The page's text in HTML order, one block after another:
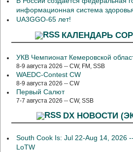
информационная система
UA3GGO-65 лет!
КАЛЕНДАРЬ
УКВ Чемпионат Кемеровской
8-9 августа 2026 -- CW, FM, SSB
WAEDC-Contest CW
8-9 августа 2026 -- CW
Первый Салют
7-7 августа 2026 -- CW, SSB
DX НОВОСТИ
South Cook Is: Jul 22-Aug 14, 2026
LoTW